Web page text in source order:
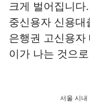
크게 벌어집니다
중신용자 신용대
은행권 고신용자
이가 나는 것으
서울 시내